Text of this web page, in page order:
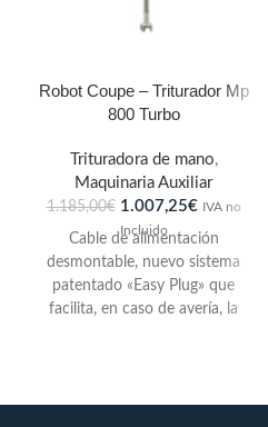
Robot Coupe – Triturador Mp
800 Turbo
Trituradora de mano,
Maquinaria Auxiliar
1.185,00€ 1.007,25€ IVA no
Incluido
Cable de alimentación
desmontable, nuevo sistema
patentado «Easy Plug» que
facilita, en caso de avería, la
una higiene perfecta. Afilado